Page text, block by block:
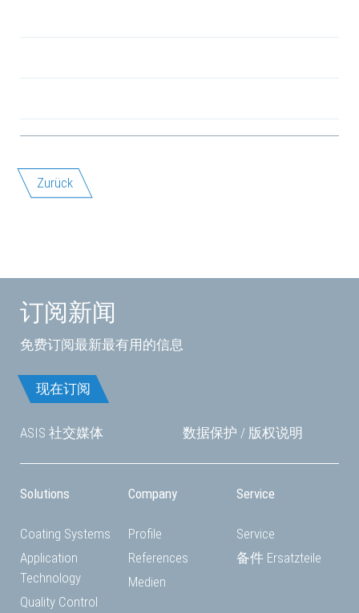
Zurück
订阅新闻
免费订阅最新最有用的信息
现在订阅
ASIS 社交媒体 数据保护 / 版权说明
Solutions
Coating Systems
Application
Technology
Quality Control
Company
Profile
References
Medien
Service
Service
备件 Ersatzteile